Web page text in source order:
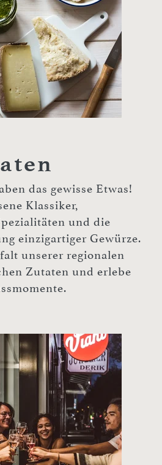
das gewisse Etwas!
Klassiker,
und die
einzigartiger Gewürze.
unserer regionalen
Zutaten und erlebe